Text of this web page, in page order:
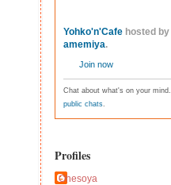
Yohko'n'Cafe hosted by
amemiya.
Join now
Chat about what's on your mind.
public chats.
Profiles
Ohesoya